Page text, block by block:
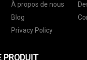
À propos de nous
Blog
Privacy Policy
PRODUIT